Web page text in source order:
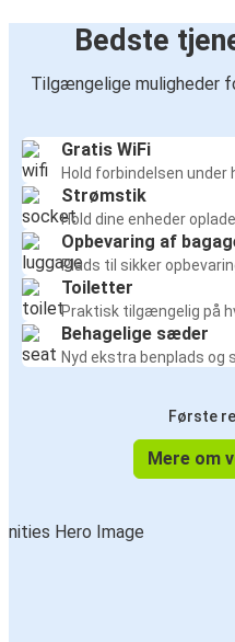
Bedste
Tilgængelige muligheder
Gratis WiFi
Hold forbindelsen under
Strømstik
Hold dine enheder
Opbevaring af
Plads til sikker
Toiletter
Praktisk tilgængelig på
Behagelige sæder
Nyd ekstra benplads og
Første
Mere om